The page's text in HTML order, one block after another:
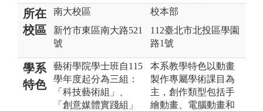
所在
校區
南大校區
新竹市東區南大路521
號
校本部
112臺北市北投區學園
路1號
學系
特色
藝術學院學士班自115
學年度起分為三組：
「科技藝術組」、
「創意媒體實踐組」
本系教學特色以動畫
製作專屬學術課目為
主，創作類型包括手
繪動畫、電腦動畫和